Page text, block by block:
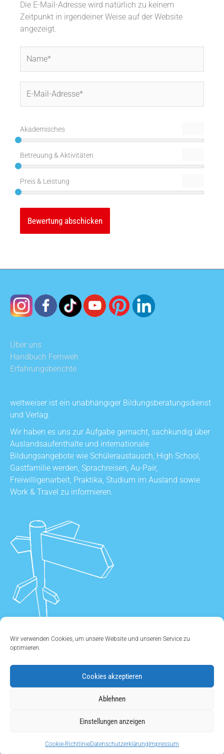
Wir verwenden Cookies, um unsere Website und unseren Service zu
optimieren.
Cookies akzeptieren
Ablehnen
Einstellungen anzeigen
Cookie-RichtlinieDatenschutzerklärung Impressum
Die E-Mail-Adresse wird natürlich zu keinem
Zeitpunkt in irgendeiner Weise auf der Website
angezeigt.
Mail-
Akademisches
Betreuung & Aktivitäten
Preis & Leistung
Über uns
Handbuch Fernweh
Erfahrungsberichte
weltweiser ist ein unabhängiger Bildungsberatungsdienst
und Verlag.
Wir haben es uns zur Aufgabe gemacht, sachkundig über
Auslandsaufenthalte und internationale
Bildungsangebote wie Schüleraustausch, High School,
Gastfamilie werden, Sprachreisen, Au-Pair,
Freiwilligenarbeit, Praktika, Studium im Ausland sowie
Work & Travel zu informieren.